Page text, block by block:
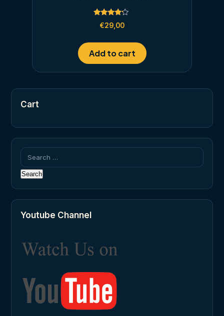
Rated
4.00
€29,00
Add to cart
Cart
Search
for:
Youtube Channel